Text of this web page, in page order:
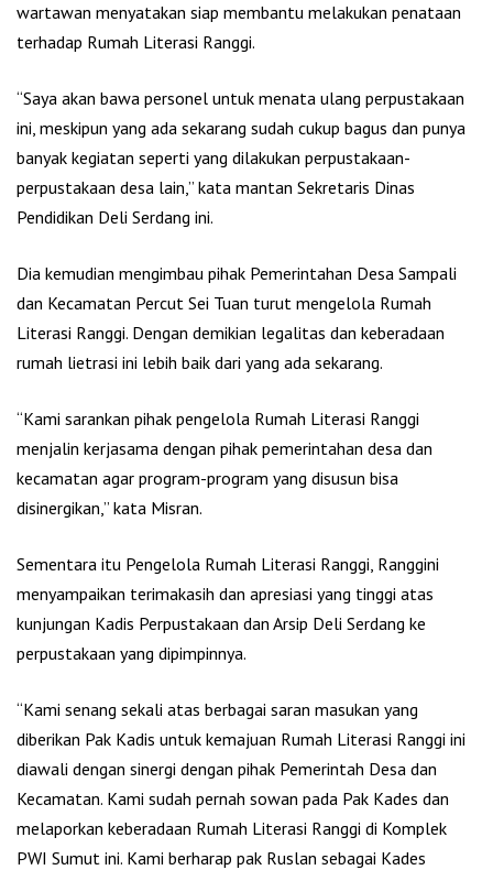
wartawan menyatakan siap membantu melakukan penataan
terhadap Rumah Literasi Ranggi.
“Saya akan bawa personel untuk menata ulang perpustakaan
ini, meskipun yang ada sekarang sudah cukup bagus dan punya
banyak kegiatan seperti yang dilakukan perpustakaan-
perpustakaan desa lain,” kata mantan Sekretaris Dinas
Pendidikan Deli Serdang ini.
Dia kemudian mengimbau pihak Pemerintahan Desa Sampali
dan Kecamatan Percut Sei Tuan turut mengelola Rumah
Literasi Ranggi. Dengan demikian legalitas dan keberadaan
rumah lietrasi ini lebih baik dari yang ada sekarang.
“Kami sarankan pihak pengelola Rumah Literasi Ranggi
menjalin kerjasama dengan pihak pemerintahan desa dan
kecamatan agar program-program yang disusun bisa
disinergikan,” kata Misran.
Sementara itu Pengelola Rumah Literasi Ranggi, Ranggini
menyampaikan terimakasih dan apresiasi yang tinggi atas
kunjungan Kadis Perpustakaan dan Arsip Deli Serdang ke
perpustakaan yang dipimpinnya.
“Kami senang sekali atas berbagai saran masukan yang
diberikan Pak Kadis untuk kemajuan Rumah Literasi Ranggi ini
diawali dengan sinergi dengan pihak Pemerintah Desa dan
Kecamatan. Kami sudah pernah sowan pada Pak Kades dan
melaporkan keberadaan Rumah Literasi Ranggi di Komplek
PWI Sumut ini. Kami berharap pak Ruslan sebagai Kades